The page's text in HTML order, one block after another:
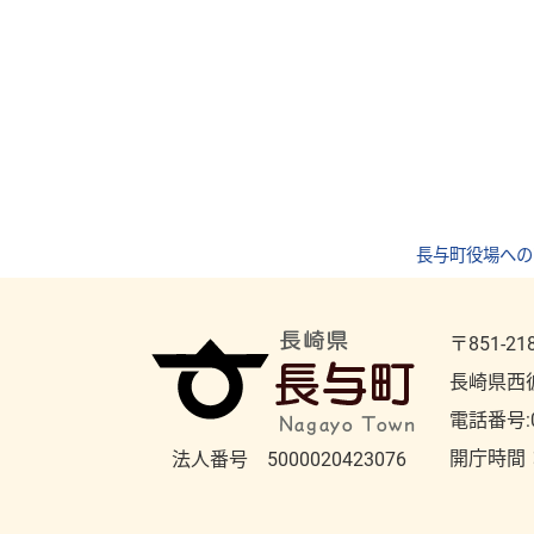
長与町役場へ
法人番号 5000020423076
〒851-
長崎県西
電話番号:
開庁時間